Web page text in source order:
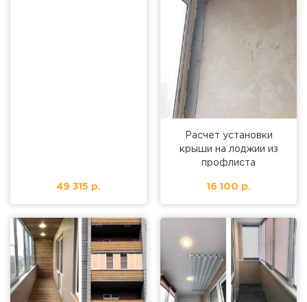
49 315 р.
Расчет установки
крыши на лоджии из
профлиста
16 100 р.